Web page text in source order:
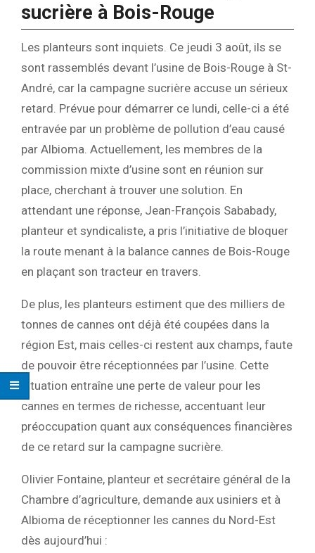
sucrière à Bois-Rouge
Les planteurs sont inquiets. Ce jeudi 3 août, ils se
sont rassemblés devant l’usine de Bois-Rouge à St-
André, car la campagne sucrière accuse un sérieux
retard. Prévue pour démarrer ce lundi, celle-ci a été
entravée par un problème de pollution d’eau causé
par Albioma. Actuellement, les membres de la
commission mixte d’usine sont en réunion sur
place, cherchant à trouver une solution. En
attendant une réponse, Jean-François Sababady,
planteur et syndicaliste, a pris l’initiative de bloquer
la route menant à la balance cannes de Bois-Rouge
en plaçant son tracteur en travers.
De plus, les planteurs estiment que des milliers de
tonnes de cannes ont déjà été coupées dans la
région Est, mais celles-ci restent aux champs, faute
de pouvoir être réceptionnées par l’usine. Cette
situation entraîne une perte de valeur pour les
cannes en termes de richesse, accentuant leur
préoccupation quant aux conséquences financières
de ce retard sur la campagne sucrière.
Olivier Fontaine, planteur et secrétaire général de la
Chambre d’agriculture, demande aux usiniers et à
Albioma de réceptionner les cannes du Nord-Est
dès aujourd’hui :